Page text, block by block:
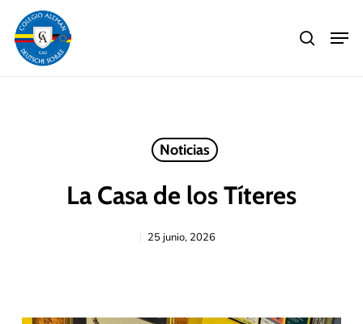
main
content
search
Noticias
La Casa de los Títeres
25 junio, 2026